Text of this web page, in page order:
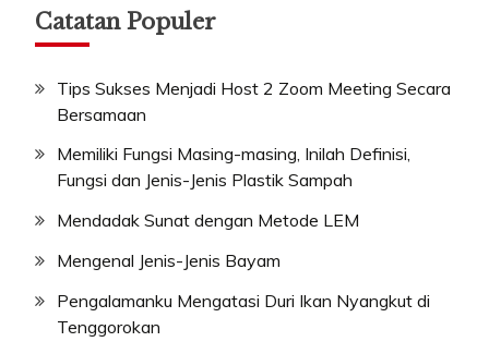
Catatan Populer
Tips Sukses Menjadi Host 2 Zoom Meeting Secara
Bersamaan
Memiliki Fungsi Masing-masing, Inilah Definisi,
Fungsi dan Jenis-Jenis Plastik Sampah
Mendadak Sunat dengan Metode LEM
Mengenal Jenis-Jenis Bayam
Pengalamanku Mengatasi Duri Ikan Nyangkut di
Tenggorokan